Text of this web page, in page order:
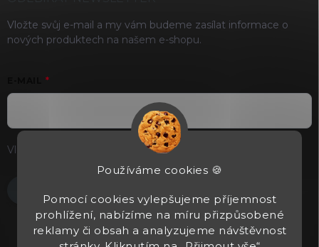
Používáme cookies 🍪
Pomocí cookies vylepšujeme příjemnost
prohlížení, nabízíme na míru přizpůsobené
reklamy či obsah a analyzujeme návštěvnost
Vložte svůj e-mail a my vám budeme zasílat informace o
nových produktech na našem e-shopu.
Vložením e-mailu souhlasíte spodmínkami ochrany osobních